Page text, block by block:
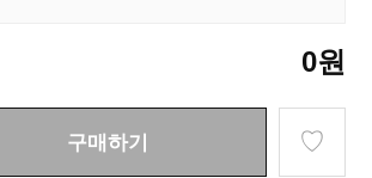
0원
구매하기 ♡